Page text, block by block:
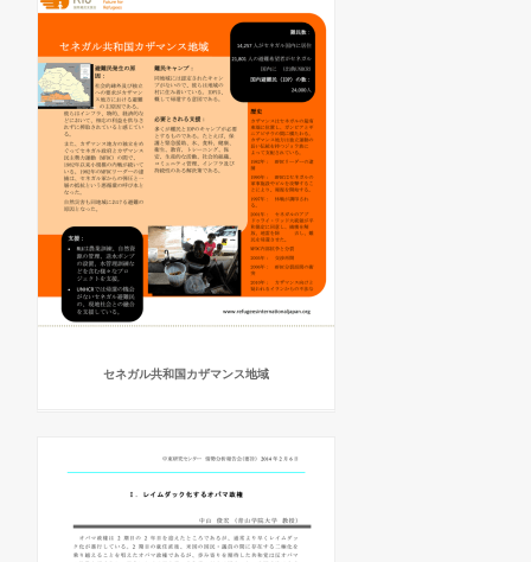
セネガル共和国カザマンス地域